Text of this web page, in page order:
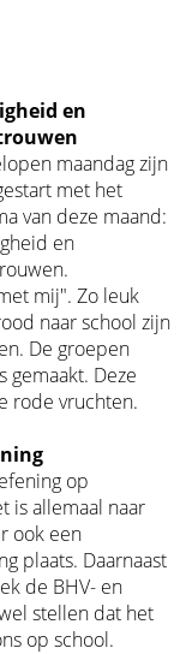
en
maandag zijn
met het
van deze maand:
en
mij". Zo leuk
naar school zijn
De groepen
gemaakt. Deze
rode vruchten.
op
is allemaal naar
ook een
plaats. Daarnaast
de BHV- en
stellen dat het
op school.